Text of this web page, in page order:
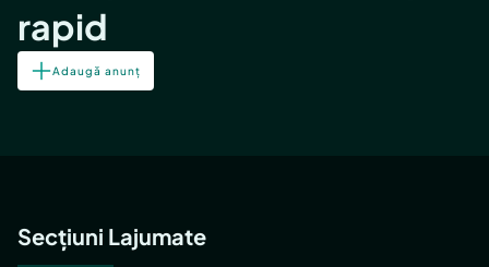
rapid
Adaugă anunț
Secțiuni Lajumate